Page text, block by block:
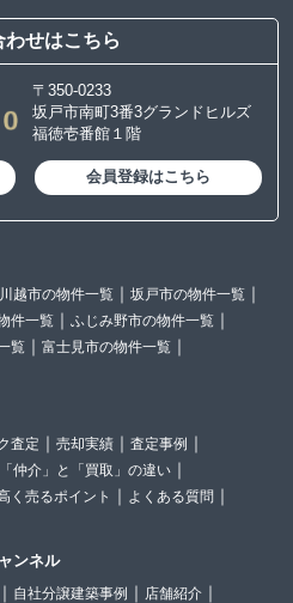
わせはこちら
〒350-0233
坂戸市南町3番3グランドヒルズ
福徳壱番館１階
会員登録はこちら
川越市の物件一覧
坂戸市の物件一覧
件一覧
ふじみ野市の物件一覧
覧
富士見市の物件一覧
査定 売却実績
査定事例
「仲介」と「買取」の違い
く売るポイント
よくある質問
ンネル
自社分譲建築事例
店舗紹介